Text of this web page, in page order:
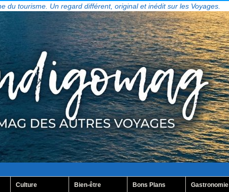
du tourisme. Un regard différent, original et inédit sur les Voyages.
Culture Bien-être Bons Plans Gastronomie